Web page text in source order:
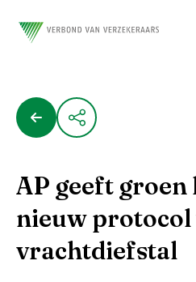
AP geeft
nieuw protocol
vrachtdiefstal